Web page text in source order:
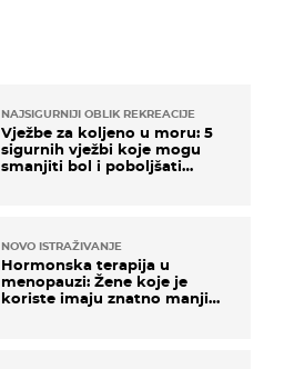
NAJSIGURNIJI OBLIK REKREACIJE
Vježbe za koljeno u moru: 5
sigurnih vježbi koje mogu
smanjiti bol i poboljšati
NOVO ISTRAŽIVANJE
Hormonska terapija u
menopauzi: Žene koje je
koriste imaju znatno manji